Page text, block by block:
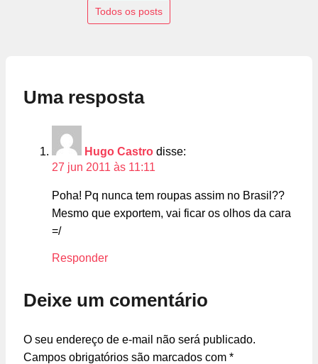
Todos os posts
Uma resposta
Hugo Castro disse:
27 jun 2011 às 11:11
Poha! Pq nunca tem roupas assim no Brasil??
Mesmo que exportem, vai ficar os olhos da cara
=/
Responder
Deixe um comentário
O seu endereço de e-mail não será publicado.
Campos obrigatórios são marcados com *